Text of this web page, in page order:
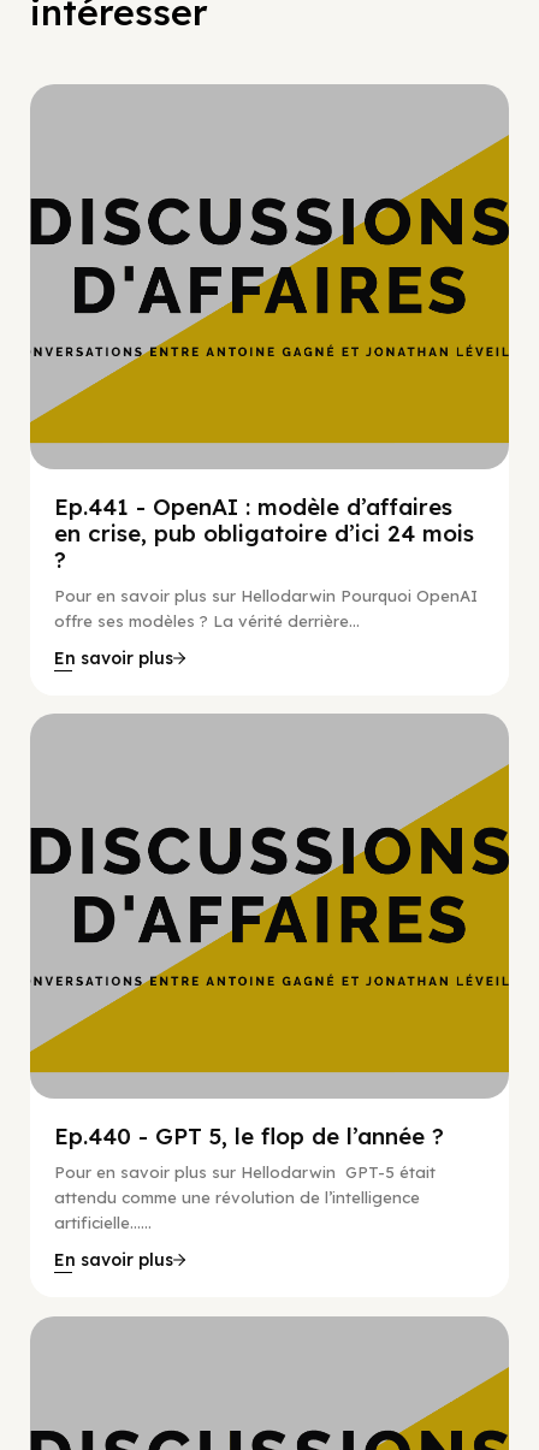
intéresser
Ep.441 - OpenAI : modèle d’affaires
en crise, pub obligatoire d’ici 24 mois
?
Pour en savoir plus sur Hellodarwin Pourquoi OpenAI
offre ses modèles ? La vérité derrière...
En savoir plus
Ep.440 - GPT 5, le flop de l’année ?
Pour en savoir plus sur Hellodarwin GPT-5 était
attendu comme une révolution de l’intelligence
artificielle…...
En savoir plus